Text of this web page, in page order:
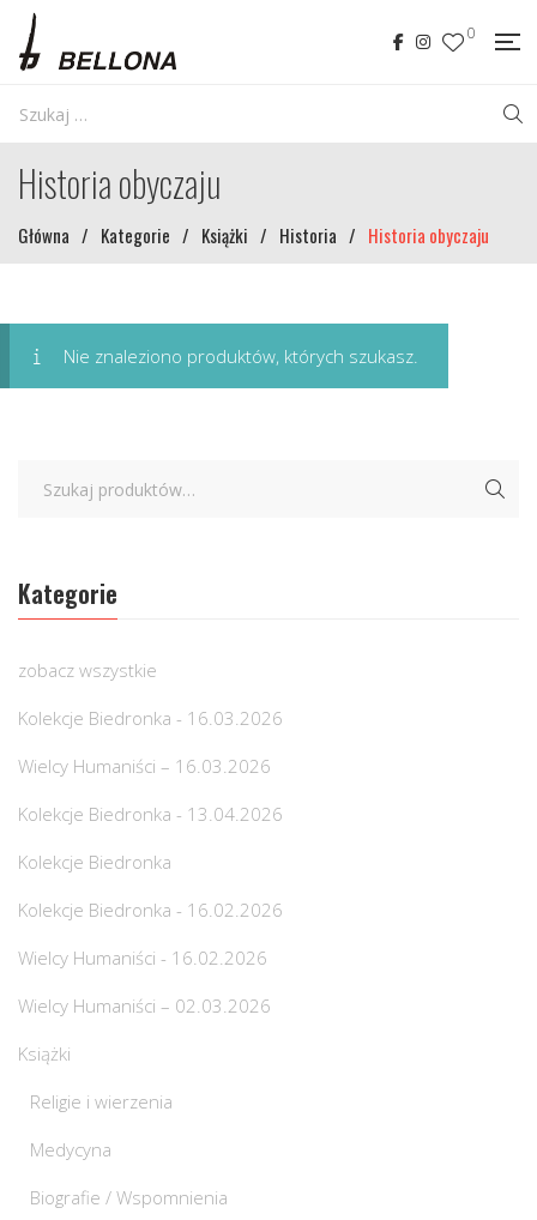
0
Historia obyczaju
Główna / Kategorie / Książki / Historia / Historia obyczaju
Nie znaleziono produktów, których szukasz.
Kategorie
zobacz wszystkie
Kolekcje Biedronka - 16.03.2026
Wielcy Humaniści – 16.03.2026
Kolekcje Biedronka - 13.04.2026
Kolekcje Biedronka
Kolekcje Biedronka - 16.02.2026
Wielcy Humaniści - 16.02.2026
Wielcy Humaniści – 02.03.2026
Książki
Religie i wierzenia
Medycyna
Biografie / Wspomnienia